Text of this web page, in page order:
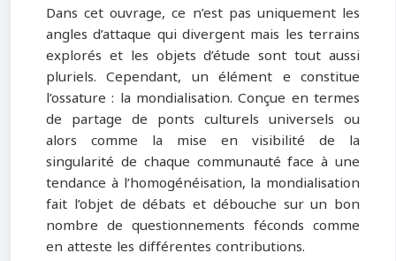
Dans cet ouvrage, ce n’est pas uniquement les
angles d’attaque qui divergent mais les terrains
explorés et les objets d’étude sont tout aussi
pluriels. Cependant, un élément e constitue
l’ossature : la mondialisation. Conçue en termes
de partage de ponts culturels universels ou
alors comme la mise en visibilité de la
singularité de chaque communauté face à une
tendance à l’homogénéisation, la mondialisation
fait l’objet de débats et débouche sur un bon
nombre de questionnements féconds comme
en atteste les différentes contributions.